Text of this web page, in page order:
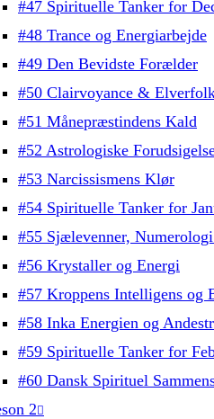
#47 Spirituelle Tanker for
#48 Trance og Energiarbejde
#49 Den Bevidste Forælder
#50 Clairvoyance &
#51 Månepræstindens Kald
#52 Astrologiske
#53 Narcissismens Klør
#54 Spirituelle Tanker for
#55 Sjælevenner,
#56 Krystaller og Energi
#57 Kroppens Intelligens og
#58 Inka Energien og
#59 Spirituelle Tanker for
#60 Dansk Spirituel
2